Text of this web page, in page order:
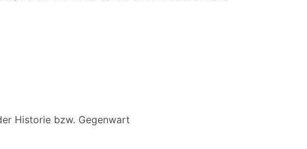
Historie bzw. Gegenwart